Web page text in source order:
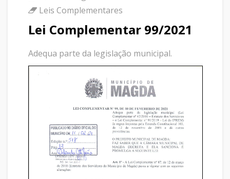
Leis Complementares
Lei Complementar 99/2021
Adequa parte da legislação municipal.